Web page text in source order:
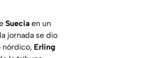
Suecia en un
jornada se dio
nórdico, Erling